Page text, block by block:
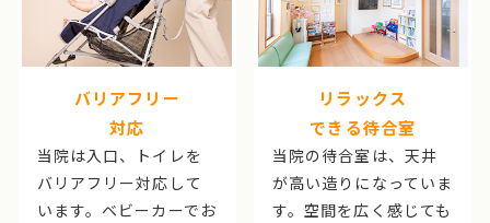
バリアフリー
対応
当院は入口、トイレを
バリアフリー対応して
います。ベビーカーでお
リラックス
できる待合室
当院の待合室は、天井
が高い造りになっていま
す。空間を広く感じても